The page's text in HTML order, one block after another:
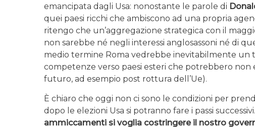
emancipata dagli Usa: nonostante le parole di
quei paesi ricchi che ambiscono ad una propria
ritengo che un’aggregazione strategica con il
non sarebbe né negli interessi anglosassoni né di
medio termine Roma vedrebbe inevitabilmente un
competenze verso paesi esteri che potrebbero non
futuro, ad esempio post rottura dell’Ue).
È chiaro che oggi non ci sono le condizioni per
dopo le elezioni Usa si potranno fare i passi successivi.
ammiccamenti si voglia costringere il nostro